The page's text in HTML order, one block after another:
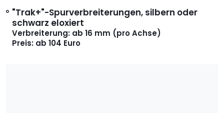
"Trak+"-Spurverbreiterungen, silbern oder
schwarz eloxiert
Verbreiterung: ab 16 mm (pro Achse)
Preis: ab 104 Euro